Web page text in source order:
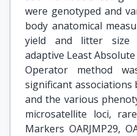
were genotyped and
body anatomical
yield and litter size
adaptive Least
Operator method
significant associations
and the various
microsatellite loci,
Markers OARJMP29,